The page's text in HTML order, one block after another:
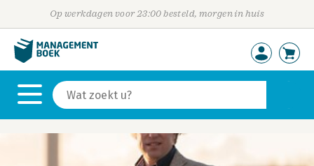
Op werkdagen voor 23:00 besteld, morgen in huis